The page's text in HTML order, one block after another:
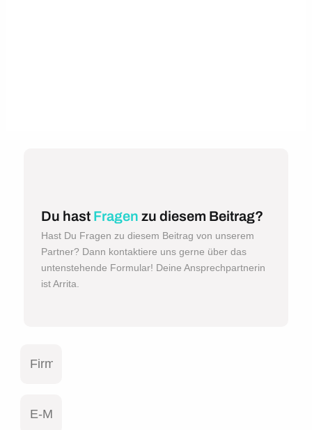
Du hast Fragen zu diesem Beitrag?
Hast Du Fragen zu diesem Beitrag von unserem
Partner? Dann kontaktiere uns gerne über das
untenstehende Formular! Deine Ansprechpartnerin
ist Arrita.